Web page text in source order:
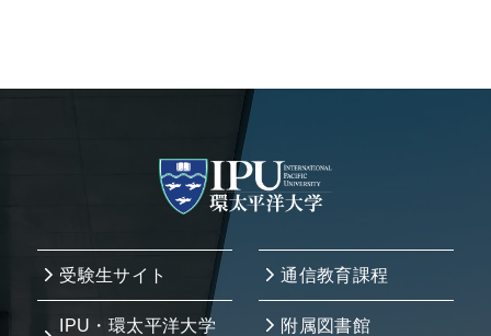
受験生サイト
IPU・環太平洋大学
通信教育課程
附属図書館